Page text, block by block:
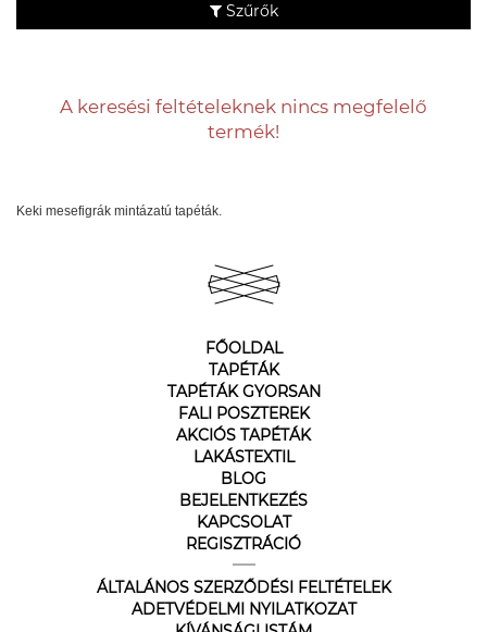
Szűrők
A keresési feltételeknek nincs megfelelő
termék!
Keki mesefigrák mintázatú tapéták.
FŐOLDAL
TAPÉTÁK
TAPÉTÁK GYORSAN
FALI POSZTEREK
AKCIÓS TAPÉTÁK
LAKÁSTEXTIL
BLOG
BEJELENTKEZÉS
KAPCSOLAT
REGISZTRÁCIÓ
ÁLTALÁNOS SZERZŐDÉSI FELTÉTELEK
ADETVÉDELMI NYILATKOZAT